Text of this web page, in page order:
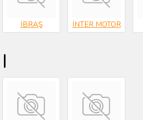
İBRAŞ İNTER MOTOR
I